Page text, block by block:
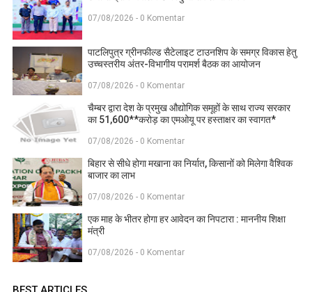
07/08/2026 - 0 Komentar
पाटलिपुत्र ग्रीनफील्ड सैटेलाइट टाउनशिप के समग्र विकास हेतु
उच्चस्तरीय अंतर-विभागीय परामर्श बैठक का आयोजन
07/08/2026 - 0 Komentar
चैम्बर द्वारा देश के प्रमुख औद्योगिक समूहों के साथ राज्य सरकार
का 51,600**करोड़ का एमओयू पर हस्ताक्षर का स्वागत*
07/08/2026 - 0 Komentar
बिहार से सीधे होगा मखाना का निर्यात, किसानों को मिलेगा वैश्विक
बाजार का लाभ
07/08/2026 - 0 Komentar
एक माह के भीतर होगा हर आवेदन का निपटारा : माननीय शिक्षा
मंत्री
07/08/2026 - 0 Komentar